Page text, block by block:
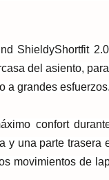
ShieldyShortfit
del asiento,
a grandes esfuerzos.
confort
y una parte trasera
movimientos de la